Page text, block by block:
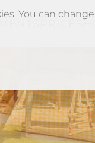
You can